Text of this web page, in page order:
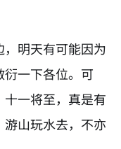
明天有可能因为
一下各位。可
一将至，真是有
山玩水去，不亦